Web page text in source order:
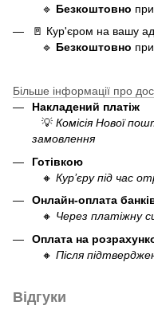
🔹 Безкоштовно
🚪 Кур'єром на вашу
🔹 Безкоштовно
Більше інформації про
Накладений платіж
💡 Комісія Нової
замовлення
Готівкою
🔸 Кур’єру під час
Онлайн-оплата
🔸 Через платіжну
Оплата на
🔸 Після
Відгуки